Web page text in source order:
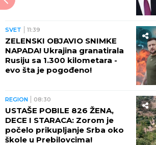
SVET 11:39
ZELENSKI OBJAVIO SNIMKE
NAPADA! Ukrajina granatirala
Rusiju sa 1.300 kilometara -
evo šta je pogođeno!
REGION 08:30
USTAŠE POBILE 826 ŽENA,
DECE I STARACA: Zorom je
počelo prikupljanje Srba oko
škole u Prebilovcima!